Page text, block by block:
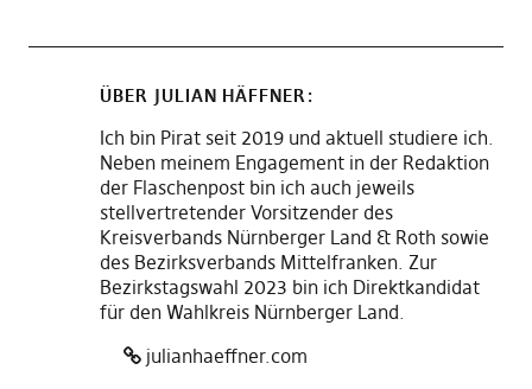
ÜBER JULIAN HÄFFNER
Ich bin Pirat seit 2019 und aktuell studiere ich.
Neben meinem Engagement in der Redaktion
der Flaschenpost bin ich auch jeweils
stellvertretender Vorsitzender des
Kreisverbands Nürnberger Land & Roth sowie
des Bezirksverbands Mittelfranken. Zur
Bezirkstagswahl 2023 bin ich Direktkandidat
für den Wahlkreis Nürnberger Land.
julianhaeffner.com